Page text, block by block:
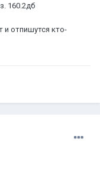
160.2дб
отпишутся кто-